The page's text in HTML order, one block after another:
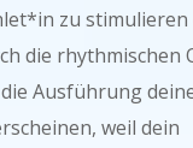
zu stimulieren
die rhythmischen
Ausführung
weil dein